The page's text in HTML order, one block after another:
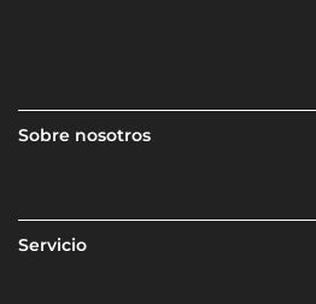
Sobre nosotros
Servicio